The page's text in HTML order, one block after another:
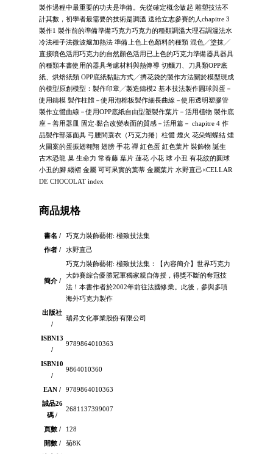
製作過程中最重要的功夫是準備。先從確定概念做起 雕塑技法不
計其數，初學者最需要的技術是調溫 送給立志參賽的人chapitre 3
製作1 製作前的準備準備巧克力巧克力的種類調溫大理石調溫法水
冷法種子法微波爐加熱法 準備上色上色顏料的種類 混色╱塗抹╱
直接噴色活用巧克力的自然顏色活用已上色的巧克力準備器具器具
的種類本書使用的器具考慮材料與熱傳導 切麵刀、刀具類OPP底
紙、烘焙紙類 OPP底紙黏貼方式╱擠花袋的製作方法關於模型現成
的模型原創模型：製作印章╱製造鑄模2 基本技法製作圓球與蛋－
使用鑄模 製作柱體－使用泡棉板製作細長曲線－使用透明塑膠管
製作立體曲線－使用OPP底紙自由型塑製作葉片－活用植物 製作底
座－善用器皿 固定‧黏合改變表面的質感－活用篇－ chapitre 4 作
品製作部落面具 弓腰間蓑衣（巧克力捲）柱體 煙火 花朵蝴蝶結 煙
火圖案的蛋振翅翱翔 翅膀 手花 禪 紅色蛋 紅色葉片 裝飾物 誕生
古木恐龍 巢 生命力 常春藤 葉片 蓮花 小花 球 小丑 有花紋的圓球
小丑的腳 縐褶 金屬 可可果實的葉蒂 金屬葉片 水野直己×CELLAR
DE CHOCOLAT index
商品規格
書名 /
巧克力裝飾藝術: 極致技法集
作者 /
水野直己
簡介 /
巧克力裝飾藝術: 極致技法集：【內容簡介】世界巧克力
大師賽綜合優勝冠軍獨家親自傳授，得獎不斷的奪冠技
法！本書作者於2002年前往法國修業。此後，參與多項
海外巧克力製作
出版社
/
瑞昇文化事業股份有限公司
ISBN13
/
9789864010363
ISBN10
/
9864010360
EAN /
9789864010363
誠品26
碼 /
2681137399007
頁數 /
128
開數 /
菊8K